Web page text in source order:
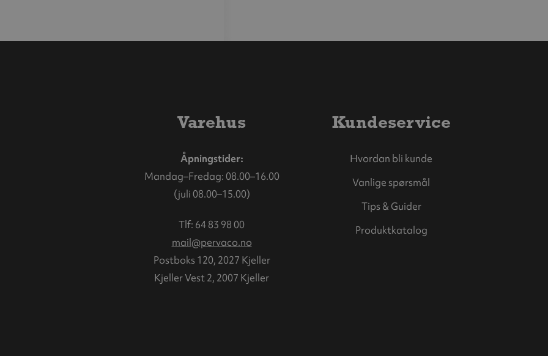
Varehus
Åpningstider:
Mandag–Fredag: 08.00–16.00
(juli 08.00–15.00)
Tlf: 64 83 98 00
mail@pervaco.no
Postboks 120, 2027 Kjeller
Kjeller Vest 2, 2007 Kjeller
Kundeservice
Hvordan bli kunde
Vanlige spørsmål
Tips & Guider
Produktkatalog